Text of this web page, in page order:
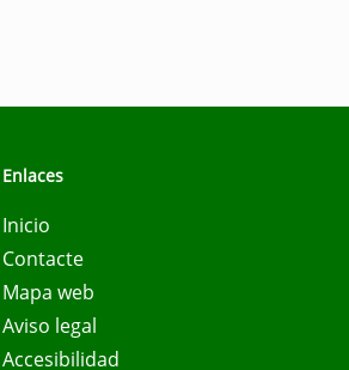
Enlaces
Inicio
Contacte
Mapa web
Aviso legal
Accesibilidad